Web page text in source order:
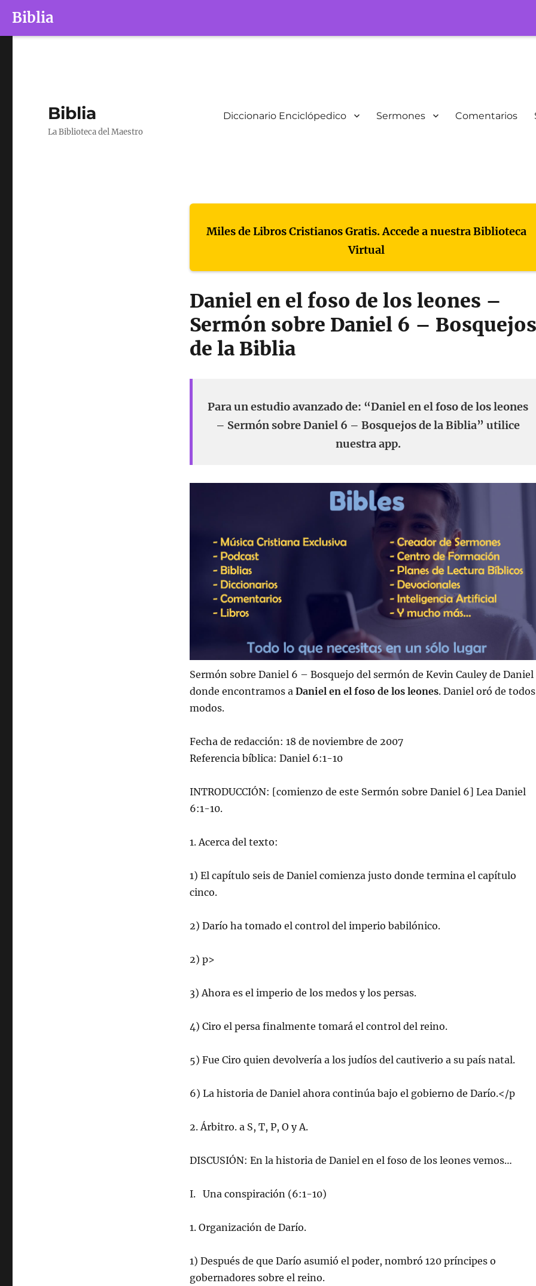
Biblia
Biblia
La Biblioteca del Maestro
Diccionario Enciclópedico Sermones Comentarios
Miles de Libros Cristianos Gratis. Accede a nuestra Biblioteca
Virtual
Daniel en el foso de los leones –
Sermón sobre Daniel 6 – Bosquejos
de la Biblia
Para un estudio avanzado de: “Daniel en el foso de los leones
– Sermón sobre Daniel 6 – Bosquejos de la Biblia” utilice
nuestra app.
Sermón sobre Daniel 6 – Bosquejo del sermón de Kevin Cauley de Daniel
donde encontramos a Daniel en el foso de los leones. Daniel oró de todos
modos.
Fecha de redacción: 18 de noviembre de 2007
Referencia bíblica: Daniel 6:1-10
INTRODUCCIÓN: [comienzo de este Sermón sobre Daniel 6] Lea Daniel
6:1-10.
1. Acerca del texto:
1) El capítulo seis de Daniel comienza justo donde termina el capítulo
cinco.
2) Darío ha tomado el control del imperio babilónico.
2) p>
3) Ahora es el imperio de los medos y los persas.
4) Ciro el persa finalmente tomará el control del reino.
5) Fue Ciro quien devolvería a los judíos del cautiverio a su país natal.
6) La historia de Daniel ahora continúa bajo el gobierno de Darío.</p
2. Árbitro. a S, T, P, O y A.
DISCUSIÓN: En la historia de Daniel en el foso de los leones vemos…
I. Una conspiración (6:1-10)
1. Organización de Darío.
1) Después de que Darío asumió el poder, nombró 120 príncipes o
gobernadores sobre el reino.